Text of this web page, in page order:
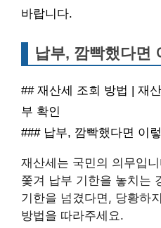
바랍니다.
납부, 깜빡했다면
## 재산세 조회 방법 | 재
부 확인
### 납부, 깜빡했다면 이
재산세는 국민의 의무입
쫓겨 납부 기한을 놓치는
기한을 넘겼다면, 당황하
방법을 따라주세요.